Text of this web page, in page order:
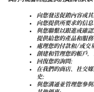
向您發送促銷內容或
向您提供所要求的信
與您聯繫以跟進或確
提供給您的產品和服
處理您的付款和/或交
創建和管理您的帳戶
回復您的詢問;
在我們的商店、社交
史;
與您溝通並管理您參